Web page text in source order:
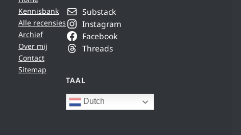
Kennisbank
Alle recensies
Archief
Over mij
Contact
Sitemap
Substack
Instagram
Facebook
Threads
TAAL
Dutch